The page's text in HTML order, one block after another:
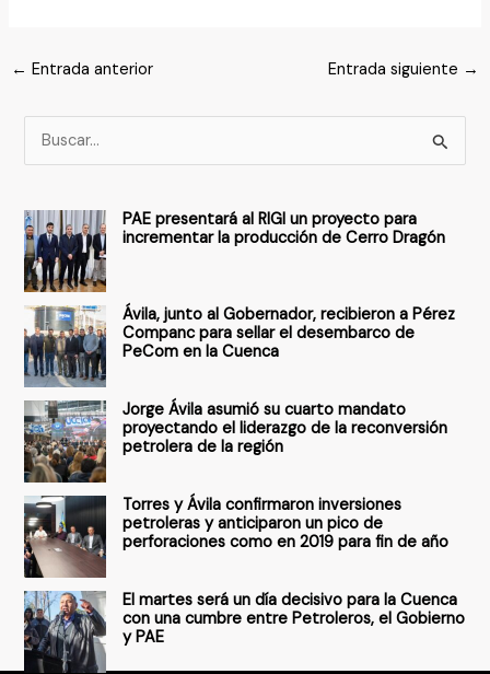
← Entrada anterior Entrada siguiente →
u
c
a
r
o
r
:
PAE presentará al RIGI un proyecto para
incrementar la producción de Cerro Dragón
Ávila, junto al Gobernador, recibieron a Pérez
Companc para sellar el desembarco de
PeCom en la Cuenca
Jorge Ávila asumió su cuarto mandato
proyectando el liderazgo de la reconversión
petrolera de la región
Torres y Ávila confirmaron inversiones
petroleras y anticiparon un pico de
perforaciones como en 2019 para fin de año
El martes será un día decisivo para la Cuenca
con una cumbre entre Petroleros, el Gobierno
y PAE